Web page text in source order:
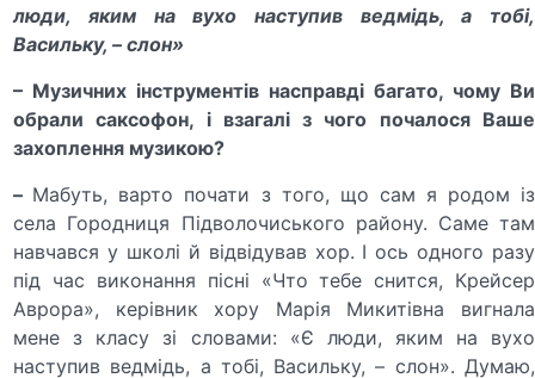
люди, яким на вухо наступив ведмідь, а тобі,
Васильку, – слон»
– Музичних інструментів насправді багато, чому Ви
обрали саксофон, і взагалі з чого почалося Ваше
захоплення музикою?
– Мабуть, варто почати з того, що сам я родом із
села Городниця Підволочиського району. Саме там
навчався у школі й відвідував хор. І ось одного разу
під час виконання пісні «Что тебе снится, Крейсер
Аврора», керівник хору Марія Микитівна вигнала
мене з класу зі словами: «Є люди, яким на вухо
наступив ведмідь, а тобі, Васильку, – слон». Думаю,